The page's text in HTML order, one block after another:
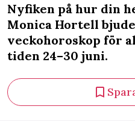
Nyfiken på hur din
Monica Hortell
veckohoroskop för
tiden 24–30 juni.